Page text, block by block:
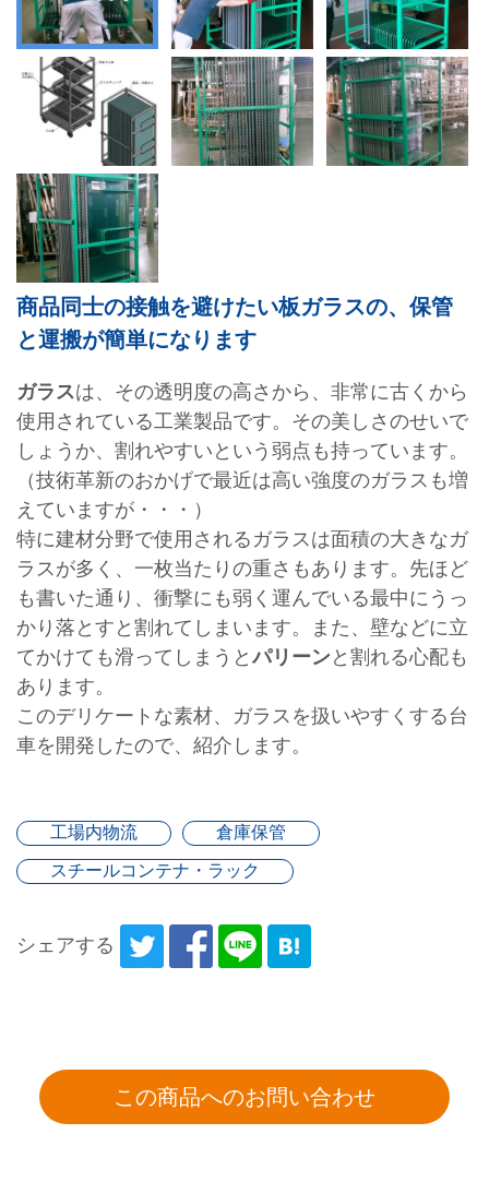
商品同士の接触を避けたい板ガラスの、保管
と運搬が簡単になります
ガラスは、その透明度の高さから、非常に古くから
使用されている工業製品です。その美しさのせいで
しょうか、割れやすいという弱点も持っています。
（技術革新のおかげで最近は高い強度のガラスも増
えていますが・・・）
特に建材分野で使用されるガラスは面積の大きなガ
ラスが多く、一枚当たりの重さもあります。先ほど
も書いた通り、衝撃にも弱く運んでいる最中にうっ
かり落とすと割れてしまいます。また、壁などに立
てかけても滑ってしまうとパリーン と割れる心配も
あります。
このデリケートな素材、ガラスを扱いやすくする台
車を開発したので、紹介します。
工場内物流 倉庫保管
スチールコンテナ・ラック
シェアする